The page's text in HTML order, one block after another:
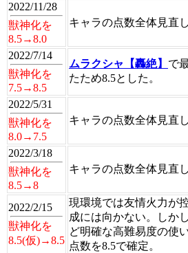
2022/11/28
獣神化を
8.5→8.0
キャラの点数全体見直
2022/7/14
獣神化を
7.5→8.5
ムラクシャ【轟絶】 で
たため8.5とした。
2022/5/31
獣神化を
8.0→7.5
キャラの点数全体見直
2022/3/18
獣神化を
8.5→8
キャラの点数全体見直
2022/2/15
獣神化を
8.5(仮)→8.5
現環境では友情火力が
成には向かない。しか
ど明確な高難易度の使
点数を8.5で確定。